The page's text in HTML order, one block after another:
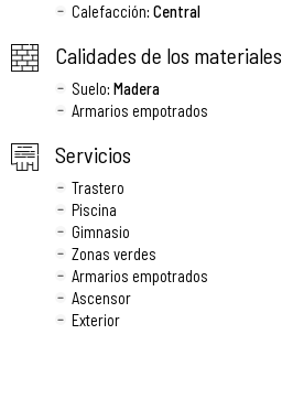
Calefacción: Central
Calidades de los materiales
Suelo: Madera
Armarios empotrados
Servicios
Trastero
Piscina
Gimnasio
Zonas verdes
Armarios empotrados
Ascensor
Exterior